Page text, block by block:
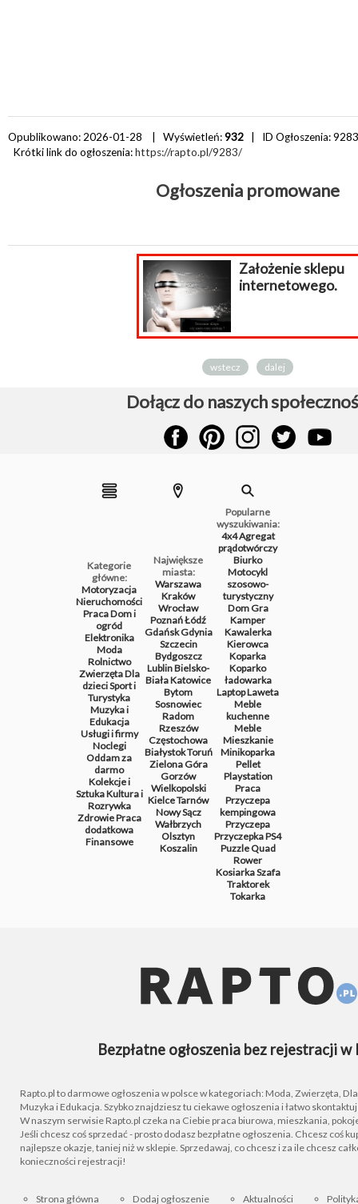
Opublikowano: 2026-01-28 | Wyświetleń:932 | ID Ogłoszenia:9283
Krótki link do ogłoszenia:https://rapto.pl/9283/
Ogłoszenia promowane
Założenie sklepu
internetowego.
wstecz dalej
Dołącz do naszych
Kategorie
główne:
Motoryzacja
Nieruchomości
PracaDom i
ogród
Elektronika
Moda
Rolnictwo
ZwierzętaDla
dzieciSport i
Turystyka
Muzyka i
Edukacja
Usługi i firmy
Noclegi
Oddam za
darmo
Kolekcje i
SztukaKultura i
Rozrywka
ZdrowiePraca
dodatkowa
Finansowe
Największe
miasta:
Warszawa
Kraków
Wrocław
PoznańŁódź
GdańskGdynia
Szczecin
Bydgoszcz
LublinBielsko-
BiałaKatowice
Bytom
Sosnowiec
Radom
Rzeszów
Częstochowa
BiałystokToruń
Zielona Góra
Gorzów
Wielkopolski
KielceTarnów
Nowy Sącz
Wałbrzych
Olsztyn
Koszalin
Popularne
wyszukiwania:
4x4Agregat
prądotwórczy
Biurko
Motocykl
szosowo-
turystyczny
DomGra
Kamper
Kawalerka
Kierowca
Koparka
Koparko
ładowarka
LaptopLaweta
Meble
kuchenne
Meble
Mieszkanie
Minikoparka
Pellet
Playstation
Praca
Przyczepa
kempingowa
Przyczepa
PrzyczepkaPS4
PuzzleQuad
Rower
KosiarkaSzafa
Traktorek
Tokarka
Bezpłatne ogłoszenia bez rejestracji w
Rapto.pl to darmowe ogłoszenia w polsce w kategoriach: Moda, Zwierzęta, Dla
Muzyka i Edukacja. Szybko znajdziesz tu ciekawe ogłoszenia i łatwo
W naszym serwisie Rapto.pl czeka na Ciebie praca biurowa, mieszkania,
Jeśli chcesz coś sprzedać - prosto dodasz bezpłatne ogłoszenia. Chcesz coś
najlepsze okazje, taniej niż w sklepie. Sprzedawaj, co chcesz i za ile chcesz
konieczności rejestracji!
Strona główna
Dodaj ogłoszenie
Aktualności